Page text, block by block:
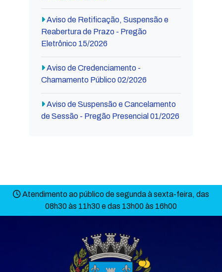
Aviso de Retificação, Suspensão e
Reabertura de Prazo - Pregão
Eletrônico 15/2026
Aviso de Credenciamento -
Chamamento Público 02/2026
Aviso de Suspensão e Cancelamento
de Sessão - Pregão Presencial 01/2026
Atendimento ao público de segunda à sexta-feira, das
08h30 às 11h30 e das 13h00 às 16h00